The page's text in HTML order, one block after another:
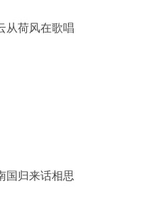
从荷风在歌唱
国归来话相思